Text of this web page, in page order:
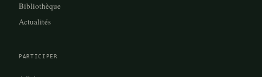
Bibliothèque
Actualités
PARTICIPER